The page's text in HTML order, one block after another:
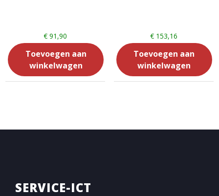
€ 91,90
Toevoegen aan
winkelwagen
€153,16
Toevoegen aan
winkelwagen
SERVICE-ICT